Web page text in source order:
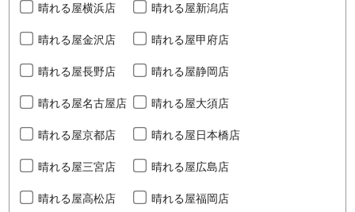
晴れる屋横浜店 晴れる屋新潟店
晴れる屋金沢店 晴れる屋甲府店
晴れる屋長野店 晴れる屋静岡店
晴れる屋名古屋店 晴れる屋大須店
晴れる屋京都店 晴れる屋日本橋店
晴れる屋三宮店 晴れる屋広島店
晴れる屋高松店 晴れる屋福岡店